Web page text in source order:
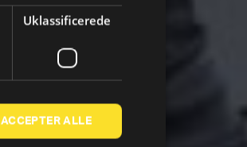
Uklassificerede
ACCEPTER ALLE